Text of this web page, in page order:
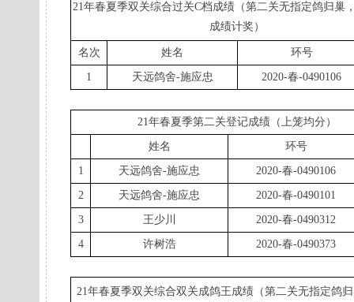
21年春夏季双关综合过关C档成绩（第二关无指定鸽归巢
成绩计奖）
名次 姓名 环号
1 天远鸽舍-施应忠 2020-春-0490106
21年春夏季第二关登记成绩（上笼均分）
姓名 环号
1 天远鸽舍-施应忠 2020-春-0490106
2 天远鸽舍-施应忠 2020-春-0490101
3 王少川 2020-春-0490312
4 许树浩 2020-春-0490373
21年春夏季双关综合双关成鸽王成绩（第二关无指定鸽